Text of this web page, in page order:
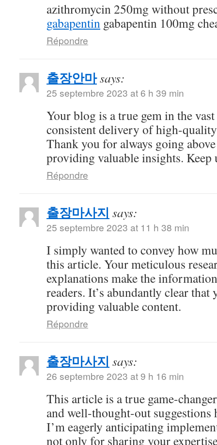
azithromycin 250mg without
gabapentin gabapentin 100mg
Répondre
출장안마says:
25 septembre 2023 at 6 h 39 min
Your blog is a true gem in the
consistent delivery of high-
Thank you for always going
providing valuable insights.
Répondre
출장마사지 says:
25 septembre 2023 at 11 h 38 min
I simply wanted to convey how
this article. Your meticulous
explanations make the
readers. It’s abundantly clear that
providing valuable content.
Répondre
출장마사지 says:
26 septembre 2023 at 9 h 16 min
This article is a true game-
and well-thought-out
I’m eagerly anticipating
not only for sharing your